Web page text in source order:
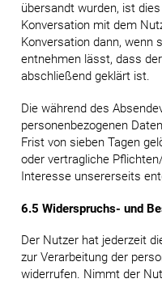
übersandt wurden, ist
Konversation mit dem
Konversation dann, wenn
entnehmen lässt, dass
abschließend geklärt ist.
Die während des
personenbezogenen
Frist von sieben Tagen
oder vertragliche
Interesse unsererseits
6.5 Widerspruchs- und
Der Nutzer hat jederzeit
zur Verarbeitung der
widerrufen. Nimmt der